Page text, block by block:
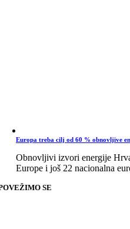
Europa treba cilj od 60 % obnovljive
Obnovljivi izvori energije
Europe i još 22 nacionalna
SE